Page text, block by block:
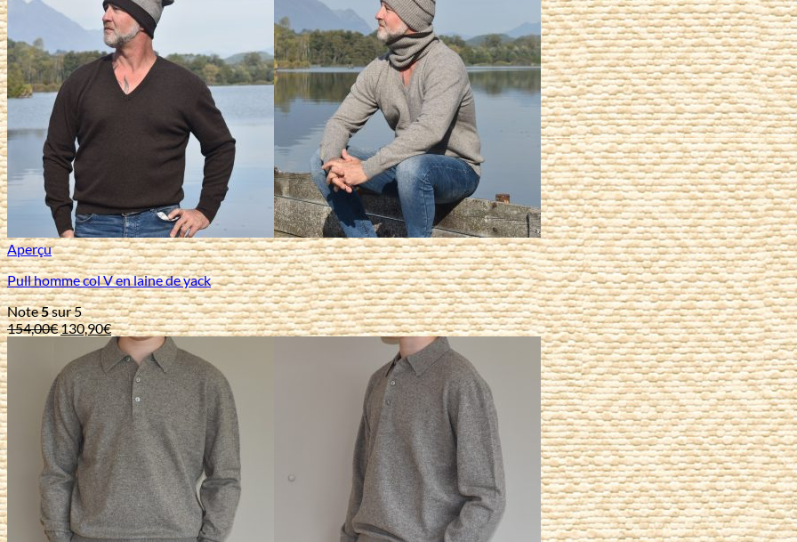
Aperçu
Pull homme col V en laine de yack
Note5sur 5
154,00€Le
initial
était :
154,00€.
130,90€Le
prix
actuel
est :
130,90€.